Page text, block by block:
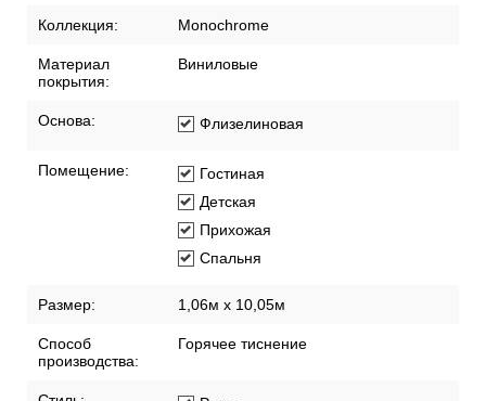
Коллекция: Monochrome
Материал
покрытия:
Виниловые
Основа: Флизелиновая
Помещение:
Гостиная
Детская
Прихожая
Спальня
Размер: 1,06м х 10,05м
Способ
производства:
Горячее тиснение